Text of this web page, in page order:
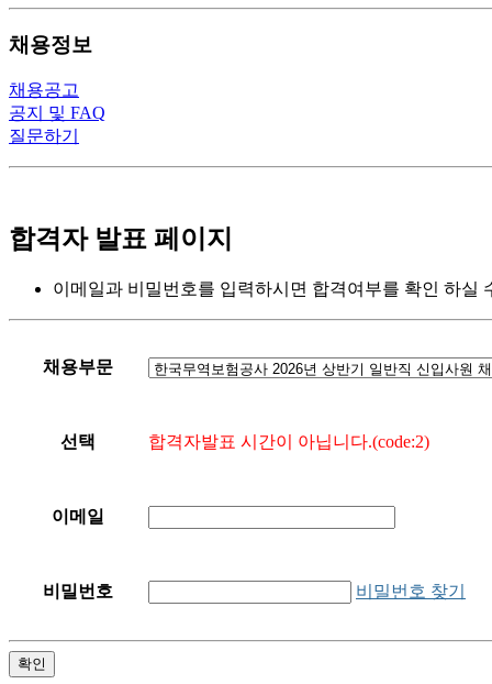
채용정보
채용공고
공지 및 FAQ
질문하기
합격자 발표 페이지
이메일과 비밀번호를 입력하시면 합격여부를 확인 하실
채용부문
선택 합격자발표 시간이 아닙니다.(code:2)
이메일
비밀번호 비밀번호 찾기
확인